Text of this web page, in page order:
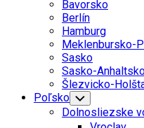
Bavorsko
Berlín
Hamburg
Meklenbursko-
Sasko
Sasko-
Šlezvicko-
Poľsko Toggle
Child
Menu
Dolnosliezske